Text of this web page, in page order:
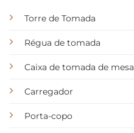
Torre de Tomada
Régua de tomada
Caixa de tomada de mesa
Carregador
Porta-copo